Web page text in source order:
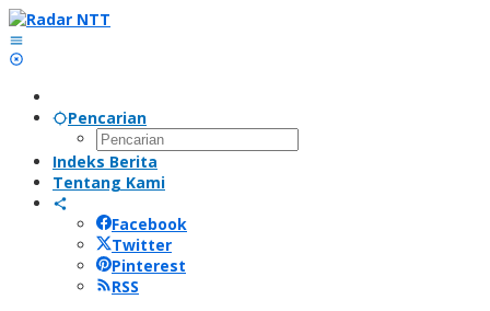
Lewati
ke
konten
Pencarian
Indeks Berita
Tentang Kami
Facebook
Twitter
Pinterest
RSS